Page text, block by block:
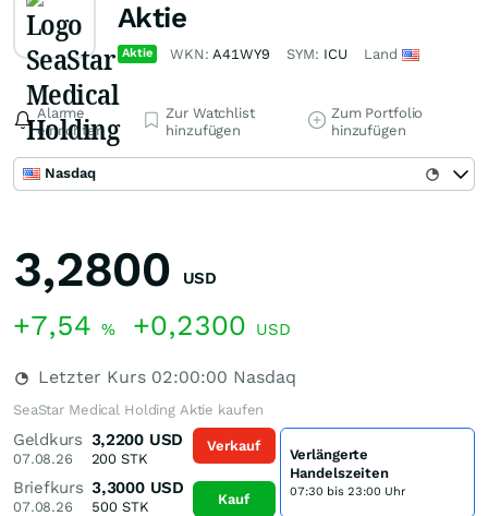
Aktie
Aktie WKN:A41WY9 SYM: ICU Land
Alarme
einrichten
Zur Watchlist
hinzufügen
Zum Portfolio
hinzufügen
Nasdaq
3,2800 USD
+7,54 % +0,2300 USD
Letzter Kurs 02:00:00 Nasdaq
SeaStar Medical Holding Aktie kaufen
Geldkurs
07.08.26
3,2200 USD
200 STK
Briefkurs
07.08.26
3,3000 USD
500STK
Verkauf
Kauf
Verlängerte
Handelszeiten
07:30 bis 23:00 Uhr